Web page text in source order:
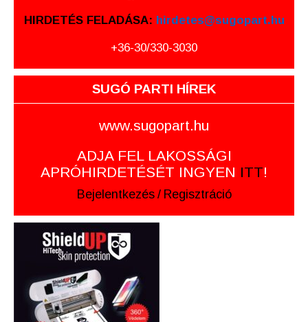
HIRDETÉS FELADÁSA: hirdetes@sugopart.hu
+36-30/330-3030
SUGÓ PARTI HÍREK
www.sugopart.hu
ADJA FEL LAKOSSÁGI
APRÓHIRDETÉSÉT INGYEN ITT!
Bejelentkezés / Regisztráció